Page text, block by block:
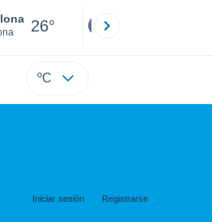
26°
ºC
Iniciar sesión Registrarse